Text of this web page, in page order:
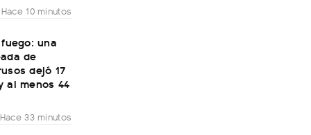
Hace 10 minutos
una
de
dejó 17
al menos 44
Hace 33 minutos